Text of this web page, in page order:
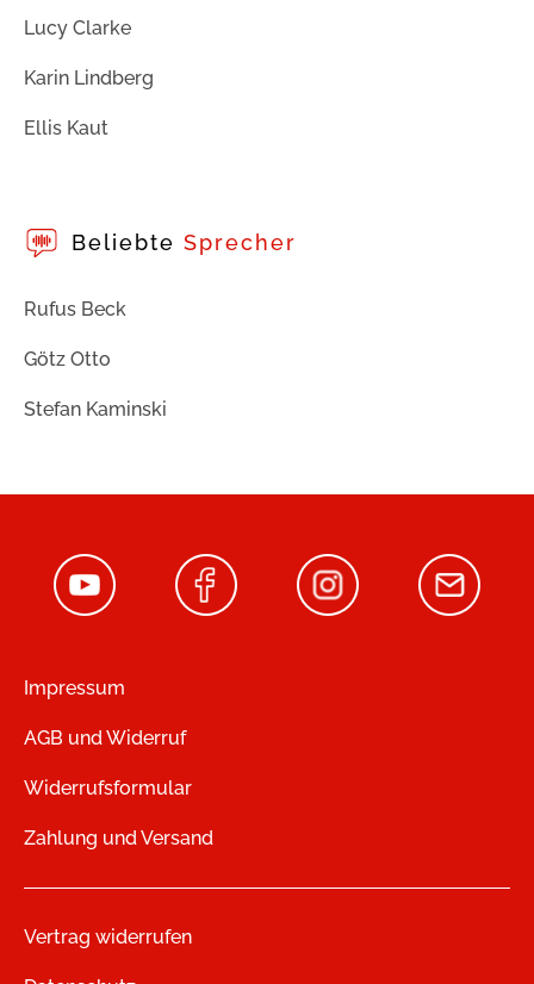
Lucy Clarke
Karin Lindberg
Ellis Kaut
Beliebte Sprecher
Rufus Beck
Götz Otto
Stefan Kaminski
Impressum
AGB und Widerruf
Widerrufsformular
Zahlung und Versand
Vertrag widerrufen